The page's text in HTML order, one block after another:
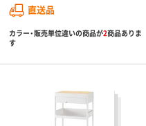
直送品
カラー・販売単位違いの商品が2商品ありま
す